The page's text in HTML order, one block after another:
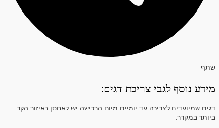
שתף
מידע נוסף לגבי צריכת דגים:
דגים שמיועדים לצריכה עד יומיים מיום הרכישה יש לאחסן באיזור הקר
ביותר במקרר.